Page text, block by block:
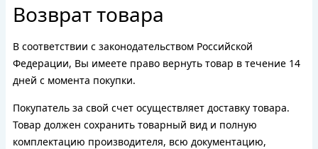
Возврат товара
В соответствии с законодательством Российской
Федерации, Вы имеете право вернуть товар в течение 14
дней с момента покупки.
Покупатель за свой счет осуществляет доставку товара.
Товар должен сохранить товарный вид и полную
комплектацию производителя, всю документацию,